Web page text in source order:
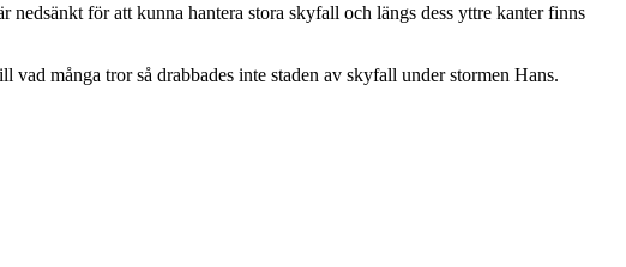
för att kunna hantera stora skyfall och längs dess yttre kanter finns
många tror så drabbades inte staden av skyfall under stormen Hans.